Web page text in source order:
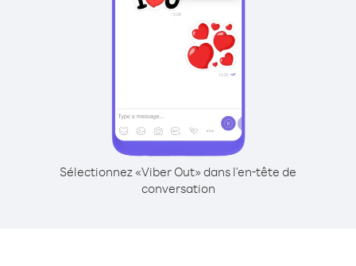
Sélectionnez «Viber Out» dans l'en-tête de
conversation